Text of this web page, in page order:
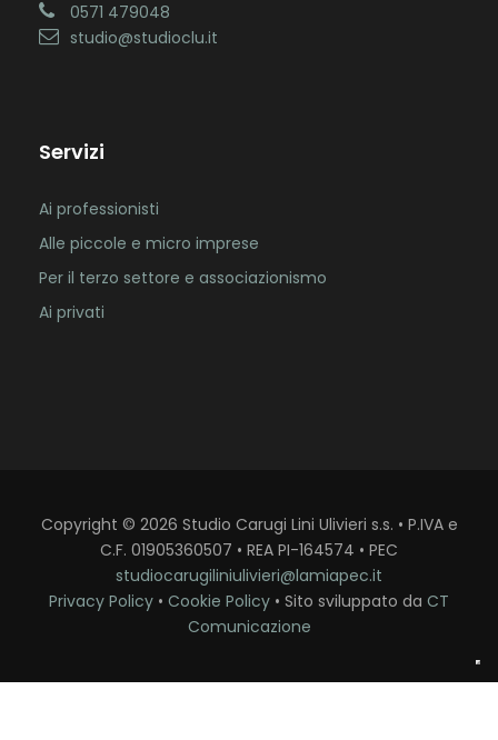
0571 479048
studio@studioclu.it
Servizi
Ai professionisti
Alle piccole e micro imprese
Per il terzo settore e associazionismo
Ai privati
Copyright © 2026 Studio Carugi Lini Ulivieri s.s. • P.IVA e
C.F. 01905360507 • REA PI-164574 • PEC
studiocarugiliniulivieri@lamiapec.it
Privacy Policy • Cookie Policy • Sito sviluppato da CT
Comunicazione